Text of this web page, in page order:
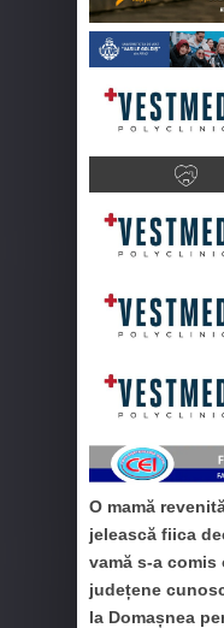
O mamă
jelească fiica
vamă s-a
județene
la Domașnea